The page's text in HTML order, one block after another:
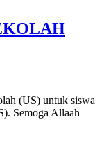
(US) untuk siswa
Semoga Allaah